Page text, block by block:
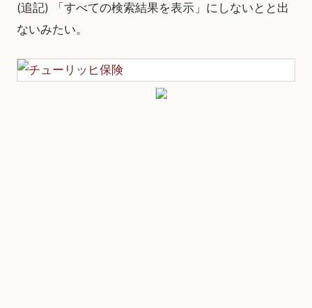
(追記) 「すべての検索結果を表示」にしないとと出
ないみたい。